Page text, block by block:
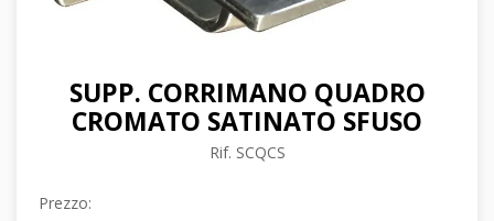
SUPP. CORRIMANO QUADRO
CROMATO SATINATO SFUSO
Rif. SCQCS
Prezzo: